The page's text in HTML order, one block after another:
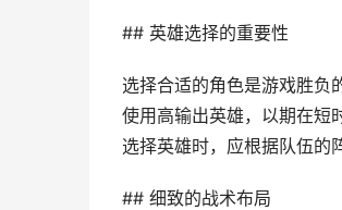
## 英雄选择的重要性
选择合适的角色是游戏胜负
使用高输出英雄，以期在短
选择英雄时，应根据队伍的
## 细致的战术布局